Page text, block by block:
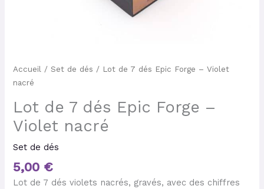
Accueil /Set de dés / Lot de 7 dés Epic Forge – Violet
nacré
Lot de 7 dés Epic Forge –
Violet nacré
Set de dés
5,00 €
Lot de 7 dés violets nacrés, gravés, avec des chiffres